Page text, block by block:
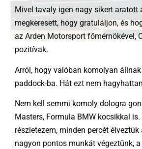
Mivel tavaly igen nagy sikert aratott
megkeresett, hogy gratuláljon, és
az Arden Motorsport főmérnökével,
pozitívak.
Arról, hogy valóban komolyan
paddock-ba. Hát ezt nem
Nem kell semmi komoly dologra
Masters, Formula BMW kocsikkal
részletezem, minden percét
nagyon pontos munkát végeztünk,